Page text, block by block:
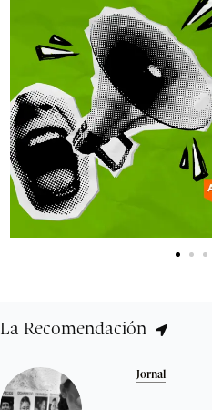
La Recomendación
Jornal